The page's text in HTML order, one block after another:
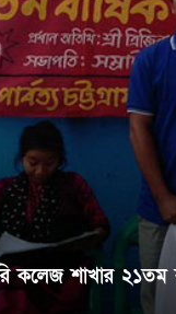
কলেজ শাখার